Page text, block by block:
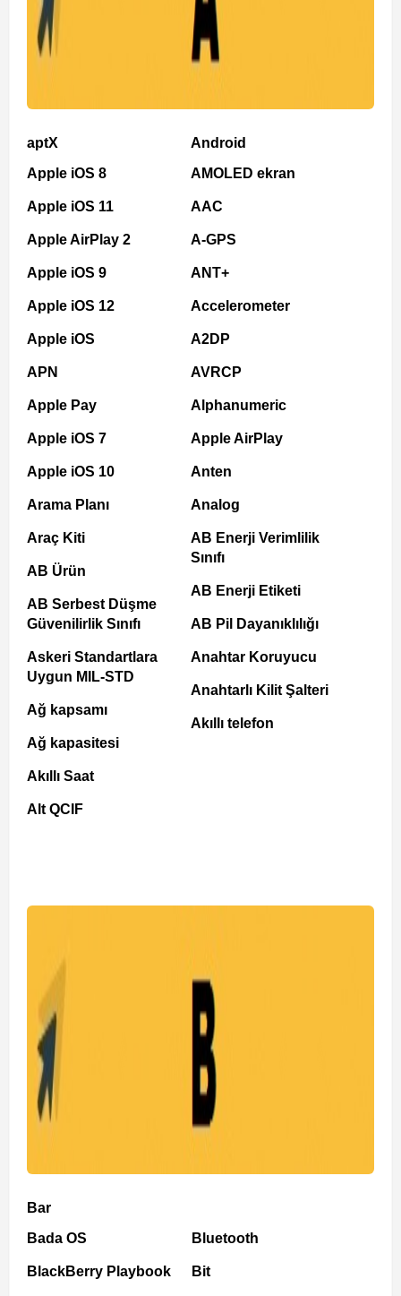
aptX
Apple iOS 8
Apple iOS 11
Apple AirPlay 2
Apple iOS 9
Apple iOS 12
Apple iOS
APN
Apple Pay
Apple iOS 7
Apple iOS 10
Arama Planı
Araç Kiti
AB Ürün
AB Serbest Düşme
Güvenilirlik Sınıfı
Askeri Standartlara
Uygun MIL-STD
Ağ kapsamı
Ağ kapasitesi
Akıllı Saat
Alt QCIF
Android
AMOLED ekran
AAC
A-GPS
ANT+
Accelerometer
A2DP
AVRCP
Alphanumeric
Apple AirPlay
Anten
Analog
AB Enerji Verimlilik
Sınıfı
AB Enerji Etiketi
AB Pil Dayanıklılığı
Anahtar Koruyucu
Anahtarlı Kilit Şalteri
Akıllı telefon
Bar
Bada OS
BlackBerry Playbook
Bluetooth
Bit